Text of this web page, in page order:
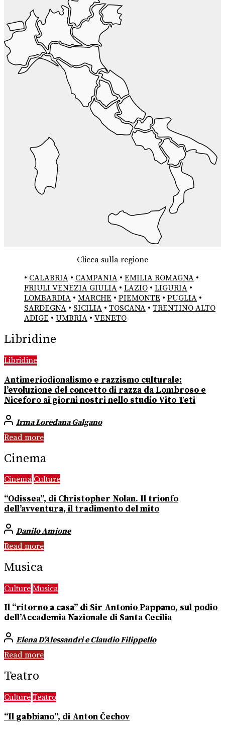
Clicca sulla regione
• CALABRIA • CAMPANIA • EMILIA ROMAGNA •
FRIULI VENEZIA GIULIA • LAZIO • LIGURIA •
LOMBARDIA • MARCHE • PIEMONTE • PUGLIA •
SARDEGNA • SICILIA • TOSCANA • TRENTINO ALTO
ADIGE • UMBRIA • VENETO
Libridine
Libridine
Antimeriodionalismo e razzismo culturale:
l’evoluzione del concetto di razza da Lombroso e
Niceforo ai giorni nostri nello studio Vito Teti
Irma Loredana Galgano
Read more
Cinema
Cinema Culture
“Odissea”, di Christopher Nolan. Il trionfo
dell’avventura, il tradimento del mito
Danilo Amione
Read more
Musica
Culture Musica
Il “ritorno a casa” di Sir Antonio Pappano, sul podio
dell’Accademia Nazionale di Santa Cecilia
Elena D’Alessandri e Claudio Filippello
Read more
Teatro
Culture Teatro
“Il gabbiano”, di Anton Čechov